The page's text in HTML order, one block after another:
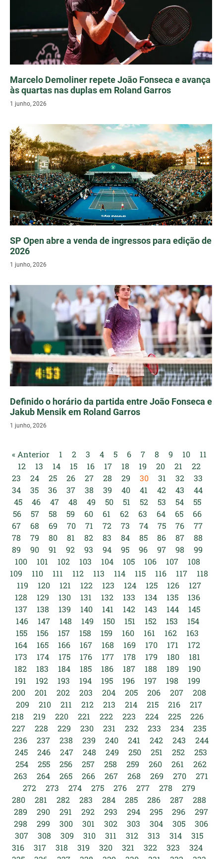
Marcelo Demoliner repete João Fonseca e avança
às quartas nas duplas em Roland Garros
1 junho, 2026
SP Open abre a venda de ingressos para edição de
2026
1 junho, 2026
Definido o horário da partida entre João Fonseca e
Jakub Mensik em Roland Garros
1 junho, 2026
« Anterior 1 2 3 4 5 6 7 8 9 10
11
12
13 14 15 16 17 18 19 20 21
22
23
24 25 26 27 28 29 30 31 32
33
34
35 36 37 38 39 40 41 42 43
44
45
46 47 48 49 50 51 52 53 54
55
56
57 58 59 60 61 62 63 64 65
66
67
68 69 70 71 72 73 74 75 76
77
78
79 80 81 82 83 84 85 86 87
88
89
90 91 92 93 94 95 96 97 98
99
100
101 102 103 104 105 106 107
108
109
110 111 112 113 114 115 116 117
118
119
120 121 122 123 124 125 126
127
128
129 130 131 132 133 134 135
136
137
138 139 140 141 142 143 144
145
146
147 148 149 150 151 152 153
154
155
156 157 158 159 160 161 162
163
164
165 166 167 168 169 170 171
172
173
174 175 176 177 178 179 180
181
182
183 184 185 186 187 188 189
190
191
192 193 194 195 196 197 198
199
200
201 202 203 204 205 206 207
208
209
210 211 212 213 214 215 216
217
218
219 220 221 222 223 224 225
226
227
228 229 230 231 232 233 234
235
236
237 238 239 240 241 242 243
244
245
246 247 248 249 250 251 252
253
254
255 256 257 258 259 260 261
262
263
264 265 266 267 268 269 270
271
272
273 274 275 276 277 278
279
280
281 282 283 284 285 286 287
288
289
290 291 292 293 294 295 296
297
298
299 300 301 302 303 304 305
306
307
308 309 310 311 312 313 314
315
316
317 318 319 320 321 322 323
324